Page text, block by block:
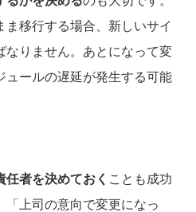
移行する場合、新しいサイ
りません。 あとになって変
ュールの遅延が発生する可能
任者を決めておく ことも成功
「上司の意向で変更になっ